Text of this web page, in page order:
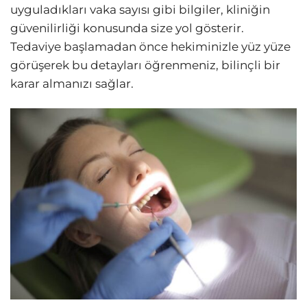
uyguladıkları vaka sayısı gibi bilgiler, kliniğin
güvenilirliği konusunda size yol gösterir.
Tedaviye başlamadan önce hekiminizle yüz yüze
görüşerek bu detayları öğrenmeniz, bilinçli bir
karar almanızı sağlar.